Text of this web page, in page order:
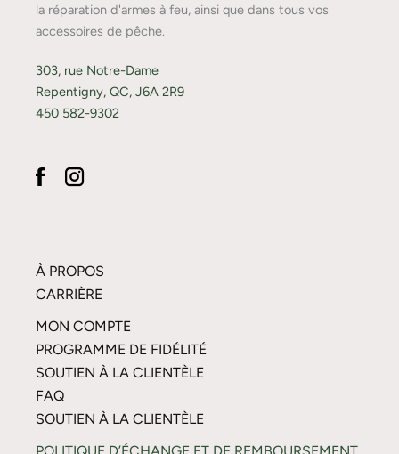
la réparation d'armes à feu, ainsi que dans tous vos
accessoires de pêche.
303, rue Notre-Dame
Repentigny, QC, J6A 2R9
450 582-9302
À PROPOS
CARRIÈRE
MON COMPTE
PROGRAMME DE FIDÉLITÉ
SOUTIEN À LA CLIENTÈLE
FAQ
SOUTIEN À LA CLIENTÈLE